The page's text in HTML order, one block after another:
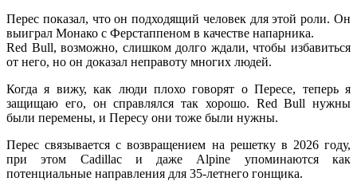
Перес показал, что он подходящий человек для этой роли. Он
выиграл Монако с Ферстаппеном в качестве напарника.
Red Bull, возможно, слишком долго ждали, чтобы избавиться
от него, но он доказал неправоту многих людей.
Когда я вижу, как люди плохо говорят о Пересе, теперь я
защищаю его, он справлялся так хорошо. Red Bull нужны
были перемены, и Пересу они тоже были нужны.
Перес связывается с возвращением на решетку в 2026 году,
при этом Cadillac и даже Alpine упоминаются как
потенциальные направления для 35-летнего гонщика.